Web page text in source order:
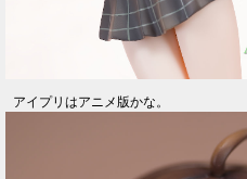
アイプリはアニメ版かな。